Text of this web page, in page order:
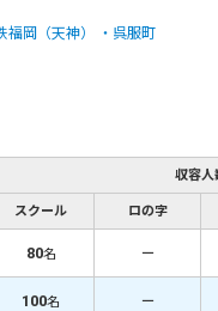
福岡（天神）
呉服町
収容人
スクール ロの字
80名 －
100名 －